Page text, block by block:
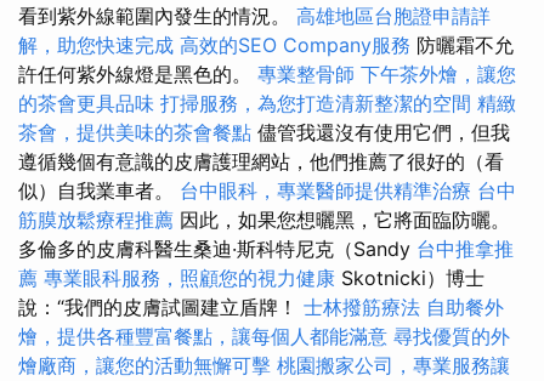
看到紫外線範圍內發生的情況。 高雄地區台胞證申請詳
解，助您快速完成 高效的SEO Company服務 防曬霜不允
許任何紫外線燈是黑色的。 專業整骨師 下午茶外燴，讓您
的茶會更具品味 打掃服務，為您打造清新整潔的空間 精緻
茶會，提供美味的茶會餐點 儘管我還沒有使用它們，但我
遵循幾個有意識的皮膚護理網站，他們推薦了很好的（看
似）自我業車者。 台中眼科，專業醫師提供精準治療 台中
筋膜放鬆療程推薦 因此，如果您想曬黑，它將面臨防曬。
多倫多的皮膚科醫生桑迪·斯科特尼克（Sandy 台中推拿推
薦 專業眼科服務，照顧您的視力健康 Skotnicki）博士
說：“我們的皮膚試圖建立盾牌！ 士林撥筋療法 自助餐外
燴，提供各種豐富餐點，讓每個人都能滿意 尋找優質的外
燴廠商，讓您的活動無懈可擊 桃園搬家公司，專業服務讓